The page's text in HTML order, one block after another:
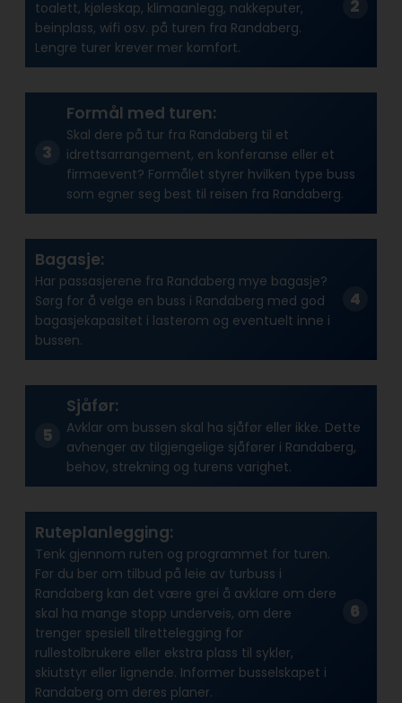
toalett, kjøleskap, klimaanlegg, nakkeputer,
beinplass, wifi osv. på turen fra Randaberg.
Lengre turer krever mer komfort.
Formål med turen:
Skal dere på tur fra Randaberg til et
idrettsarrangement, en konferanse eller et
firmaevent? Formålet styrer hvilken type buss
som egner seg best til reisen fra Randaberg.
Bagasje:
Har passasjerene fra Randaberg mye bagasje?
Sørg for å velge en buss i Randaberg med god
bagasjekapasitet i lasterom og eventuelt inne i
bussen.
Sjåfør:
Avklar om bussen skal ha sjåfør eller ikke. Dette
avhenger av tilgjengelige sjåfører i Randaberg,
behov, strekning og turens varighet.
Ruteplanlegging:
Tenk gjennom ruten og programmet for turen.
Før du ber om tilbud på leie av turbuss i
Randaberg kan det være grei å avklare om dere
skal ha mange stopp underveis, om dere
trenger spesiell tilrettelegging for
rullestolbrukere eller ekstra plass til sykler,
skiutstyr eller lignende. Informer busselskapet i
Randaberg om deres planer.